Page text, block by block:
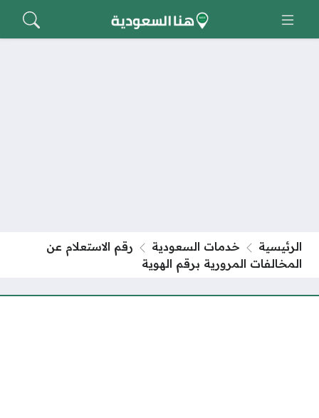
الرئيسية خدمات السعودية
رقم الاستعلام عن
المخالفات المرورية برقم الهوية